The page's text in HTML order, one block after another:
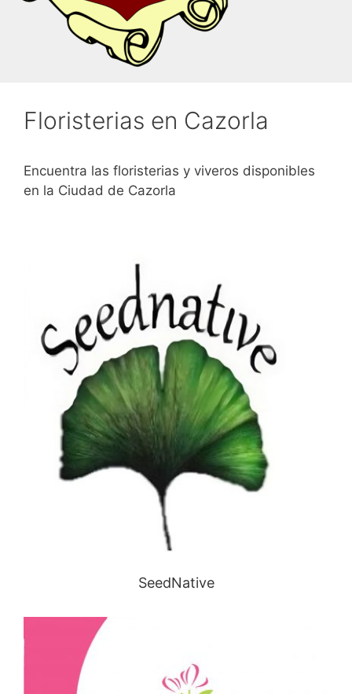
Floristerias en Cazorla
Encuentra las floristerias y viveros disponibles
en la Ciudad de Cazorla
SeedNative